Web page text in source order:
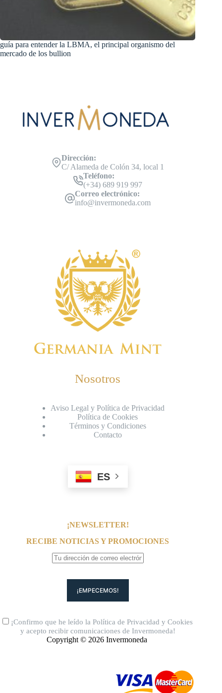
guía para entender la LBMA, el principal organismo del
mercado de los bullion
Dirección:
C/ Alameda de Colón 34, local 1
Teléfono:
(+34) 689 919 997
Correo electrónico:
info@invermoneda.com
Nosotros
Aviso Legal y Política de Privacidad
Política de Cookies
Términos y Condiciones
Contacto
ES
¡NEWSLETTER!
RECIBE NOTICIAS Y PROMOCIONES
¡Confirmo que he leído laPolítica de Privacidad yCookies
y acepto recibir comunicaciones de Invermoneda!
Copyright © 2026 Invermoneda